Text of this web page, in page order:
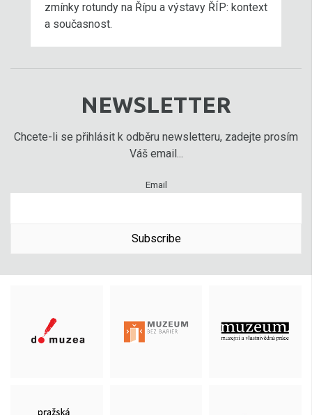
zmínky rotundy na Řípu a výstavy ŘÍP: kontext
a současnost.
NEWSLETTER
Chcete-li se přihlásit k odběru newsletteru, zadejte prosím
Váš email...
Email
Subscribe